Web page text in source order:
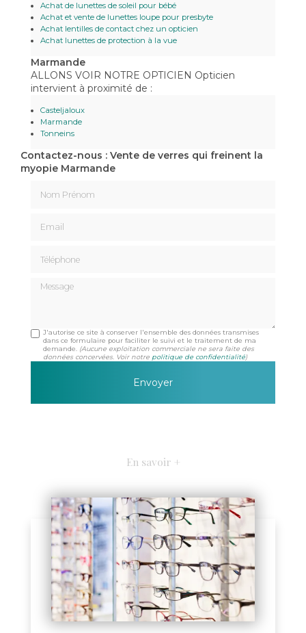
Achat de lunettes de soleil pour bébé
Achat et vente de lunettes loupe pour presbyte
Achat lentilles de contact chez un opticien
Achat lunettes de protection à la vue
Marmande
ALLONS VOIR NOTRE OPTICIEN Opticien
intervient à proximité de :
Casteljaloux
Marmande
Tonneins
Contactez-nous : Vente de verres qui freinent la
myopie Marmande
Message
J'autorise ce site à conserver l'ensemble des données transmises
dans ce formulaire pour faciliter le suivi et le traitement de ma
demande. (Aucune exploitation commerciale ne sera faite des
données concervées. Voir notre politique de confidentialité)
En savoir +